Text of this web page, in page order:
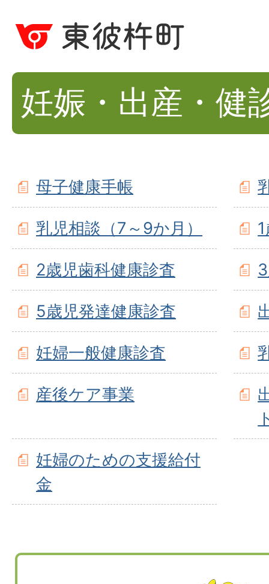
妊娠・出産・健
母子健康手帳
乳児相談（7～9か月）
2歳児歯科健康診査
5歳児発達健康診査
妊婦一般健康診査
産後ケア事業
妊婦のための支援給付
金